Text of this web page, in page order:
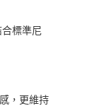
標準尼
，更維持